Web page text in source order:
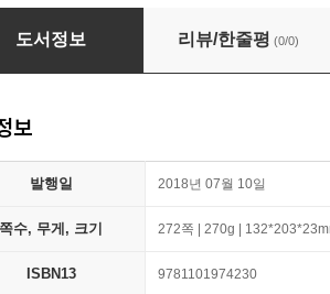
Haired Woman
도서정보 리뷰/한줄평 (0/0)
보
발행일 2018년 07월 10일
쪽수, 무게, 크기 272쪽 | 270g |
ISBN13 9781101974230